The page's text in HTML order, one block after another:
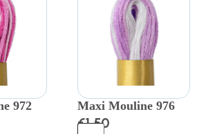
972 Maxi Mouline 976
€1.50